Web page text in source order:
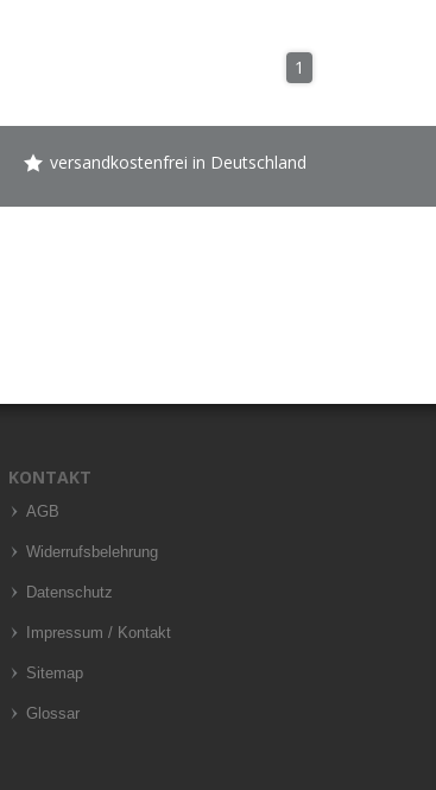
1
versandkostenfrei in Deutschland
KONTAKT
AGB
Widerrufsbelehrung
Datenschutz
Impressum / Kontakt
Sitemap
Glossar